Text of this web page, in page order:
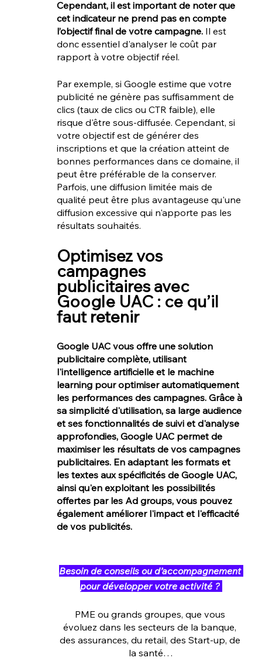
Cependant, il est important de noter que
cet indicateur ne prend pas en compte
l’objectif final de votre campagne. Il est
donc essentiel d'analyser le coût par
rapport à votre objectif réel.
Par exemple, si Google estime que votre
publicité ne génère pas suffisamment de
clics (taux de clics ou CTR faible), elle
risque d'être sous-diffusée. Cependant, si
votre objectif est de générer des
inscriptions et que la création atteint de
bonnes performances dans ce domaine, il
peut être préférable de la conserver.
Parfois, une diffusion limitée mais de
qualité peut être plus avantageuse qu'une
diffusion excessive qui n'apporte pas les
résultats souhaités.
Optimisez vos
campagnes
publicitaires avec
Google UAC : ce qu’il
faut retenir
Google UAC vous offre une solution
publicitaire complète, utilisant
l'intelligence artificielle et le machine
learning pour optimiser automatiquement
les performances des campagnes. Grâce à
sa simplicité d'utilisation, sa large audience
et ses fonctionnalités de suivi et d'analyse
approfondies, Google UAC permet de
maximiser les résultats de vos campagnes
publicitaires. En adaptant les formats et
les textes aux spécificités de Google UAC,
ainsi qu'en exploitant les possibilités
offertes par les Ad groups, vous pouvez
également améliorer l'impact et l'efficacité
de vos publicités.
Besoin de conseils ou d’accompagnement
pour développer votre activité ?
PME ou grands groupes, que vous
évoluez dans les secteurs de la banque,
des assurances, du retail, des Start-up, de
la santé…